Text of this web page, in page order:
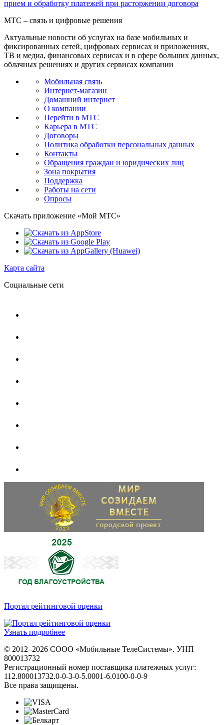
прием и обработку платежей при расторжении договора
МТС – связь и цифровые решения
Актуальные новости об услугах на базе мобильных и
фиксированных сетей, цифровых сервисах и приложениях,
ТВ и медиа, финансовых сервисах и в сфере больших данных,
облачных решениях и других сервисах компании
Мобильная связь
Интернет-магазин
Домашний интернет
О компании
Перейти в МТС
Карьера в МТС
Договоры
Политика обработки персональных данных
Контакты
Обращения граждан и юридических лиц
Зона покрытия
Поддержка
Работы на сети
Опросы
Скачать приложение «Мой МТС»
Карта сайта
Социальные сети
Портал рейтинговой оценки
Узнать подробнее
© 2012–2026 СООО «Мобильные ТелеСистемы». УНП
800013732
Регистрационный номер поставщика платежных услуг:
112.800013732.0-0-3-0-5.0001-6.0100-0-0-9
Все права защищены.